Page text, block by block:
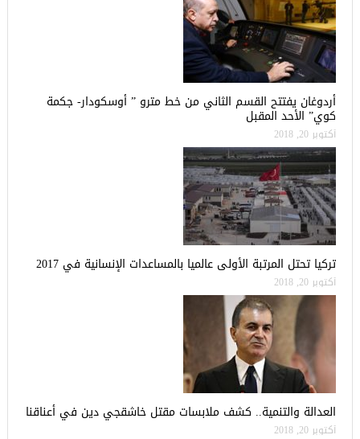
أردوغان يفتتح القسم الثاني من خط مترو ” أوسكودار- جكمة
كوي” الأحد المقبل
أكتوبر 20, 2018
تركيا تحتل المرتبة الأولى عالميا بالمساعدات الإنسانية في 2017
أكتوبر 20, 2018
العدالة والتنمية.. كشف ملابسات مقتل خاشقجي دين في أعناقنا
أكتوبر 20, 2018